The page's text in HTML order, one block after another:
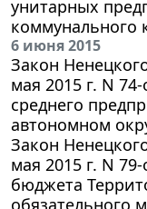
унитарных
коммунального
6 июня 2015
Закон
мая 2015 г. N
среднего
автономном
Закон
мая 2015 г. N
бюджета
обязательного